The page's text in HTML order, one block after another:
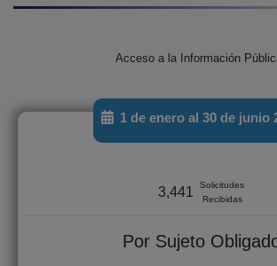
Acceso a la Información
1 de enero al 30 de junio
3,441
Solicitudes
Recibidas
Por Sujeto